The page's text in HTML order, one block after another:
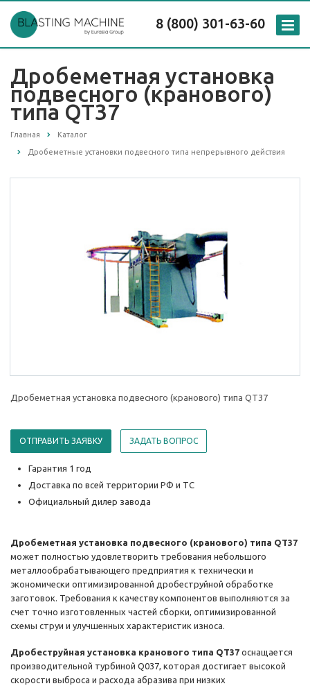
8 (800) 301-63-60
Дробеметная установка
подвесного (кранового)
типа QT37
Главная Каталог
Дробеметные установки подвесного типа непрерывного действия
Дробеметная установка подвесного (кранового) типа QT37
ОТПРАВИТЬ ЗАЯВКУ ЗАДАТЬ ВОПРОС
Гарантия 1 год
Доставка по всей территории РФ и ТС
Официальный дилер завода
Дробеметная установка подвесного (кранового) типа QT37
может полностью удовлетворить требования небольшого
металлообрабатывающего предприятия к технически и
экономически оптимизированной дробеструйной обработке
заготовок. Требования к качеству компонентов выполняются за
счет точно изготовленных частей сборки, оптимизированной
схемы струи и улучшенных характеристик износа.
Дробеструйная установка кранового типа QT37 оснащается
производительной турбиной Q037, которая достигает высокой
скорости выброса и расхода абразива при низких